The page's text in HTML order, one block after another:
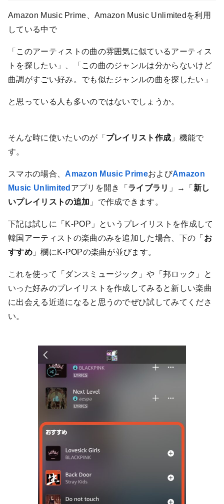
Amazon Music Prime、Amazon Music Unlimitedを利用
している中で
「このアーティストの曲の雰囲気に似ているアーティス
トを探したい」、「この曲のジャンルは分からないけど
曲調がすごい好み。でも似たジャンルの曲を探したい」
と思っている人も多いのではないでしょうか。
そんな時に使いたいのが「 プレイリスト作成 」機能で
す。
スマホの場合、 Amazon Music PrimeおよびAmazon
Music Unlimited アプリを開き「 ライブラリ 」→「 新し
いプレイリストの追加 」で作成できます。
下記は試しに「K-POP」というプレイリストを作成して
韓国アーティストの楽曲のみを追加した場合、下の「 お
すすめ」欄にK-POPの楽曲が並びます。
これを使って「ダンスミュージック」や「邦ロック」と
いった好みのプレイリストを作成してみると新しい楽曲
に出会える近道になると思うのでぜひ試してみてくださ
い。